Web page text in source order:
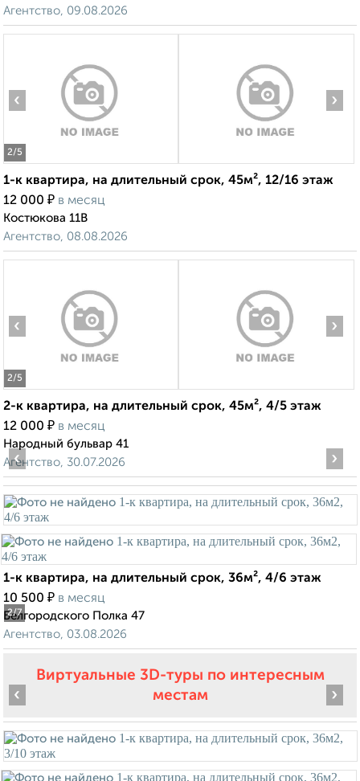
Агентство, 09.08.2026
2/5
‹ ›
1-к квартира, на длительный срок, 45м², 12/16 этаж
12 000 ₽ в месяц
Костюкова 11В
Агентство, 08.08.2026
2/5
‹ ›
2-к квартира, на длительный срок, 45м², 4/5 этаж
12 000 ₽ в месяц
Народный бульвар 41
Агентство, 30.07.2026
2/7
‹ ›
1-к квартира, на длительный срок, 36м², 4/6 этаж
10 500 ₽ в месяц
Белгородского Полка 47
Агентство, 03.08.2026
Виртуальные 3D-туры по интересным
местам
‹ ›